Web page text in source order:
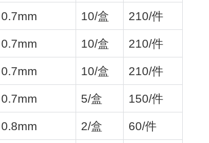
0.7mm 10/盒 210/件
0.7mm 10/盒 210/件
0.7mm 10/盒 210/件
0.7mm 5/盒 150/件
0.8mm 2/盒 60/件